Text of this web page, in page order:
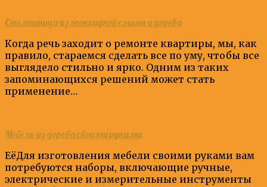
Столешница из эпоксидной смолы и дерева
Когда речь заходит о ремонте квартиры, мы, как
правило, стараемся сделать все по уму, чтобы все
выглядело стильно и ярко. Одним из таких
запоминающихся решений может стать
применение…
Мебель из дерева своими руками
ЕёДля изготовления мебели своими руками вам
потребуются наборы, включающие ручные,
электрические и измерительные инструменты